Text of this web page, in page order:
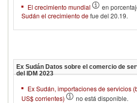
El crecimiento mundial
en
Sudán el crecimiento defue del 20.19.
Ex Sudán Datos sobre el comercio de
del IDM2023
Ex Sudán, importaciones de servicios
US$ corrientes)
no está disponible.